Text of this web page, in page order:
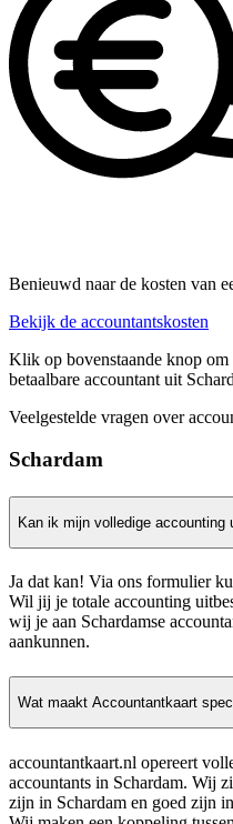
Benieuwd naar de kosten van
Bekijk de accountantskosten
Klik op bovenstaande knop om
betaalbare accountant uit
Veelgestelde vragen over
Schardam
Kan ik mijn volledige accounting
Ja dat kan! Via ons formulier
Wil jij je totale accounting
wij je aan Schardamse
aankunnen.
Wat maakt Accountantkaart
accountantkaart.nl opereert
accountants in Schardam. Wij
zijn in Schardam en goed zijn